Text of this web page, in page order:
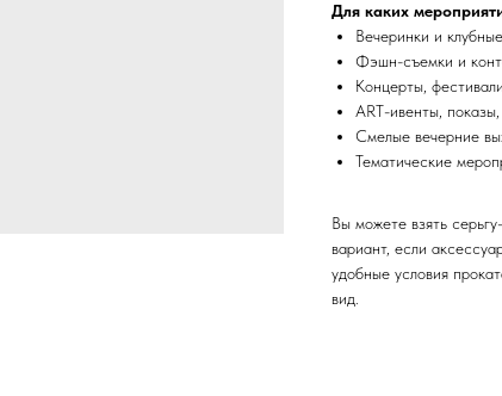
Для каких
Вечеринки и
Фэшн-съемки и
Концерты,
ART-ивенты,
Смелые вечерние
Тематические
Вы можете взять
вариант, если
удобные условия
вид.